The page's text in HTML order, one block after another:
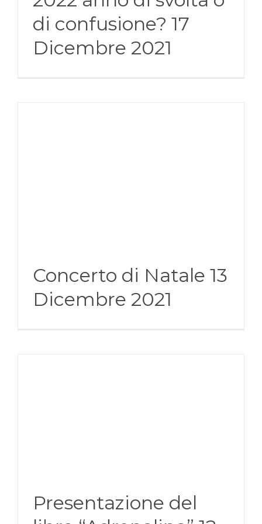
di confusione? 17
Dicembre 2021
Concerto di Natale 13
Dicembre 2021
Presentazione del